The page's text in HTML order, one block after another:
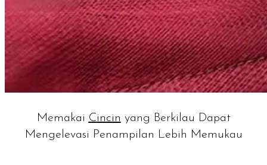
Memakai Cincin yang Berkilau Dapat
Mengelevasi Penampilan Lebih Memukau